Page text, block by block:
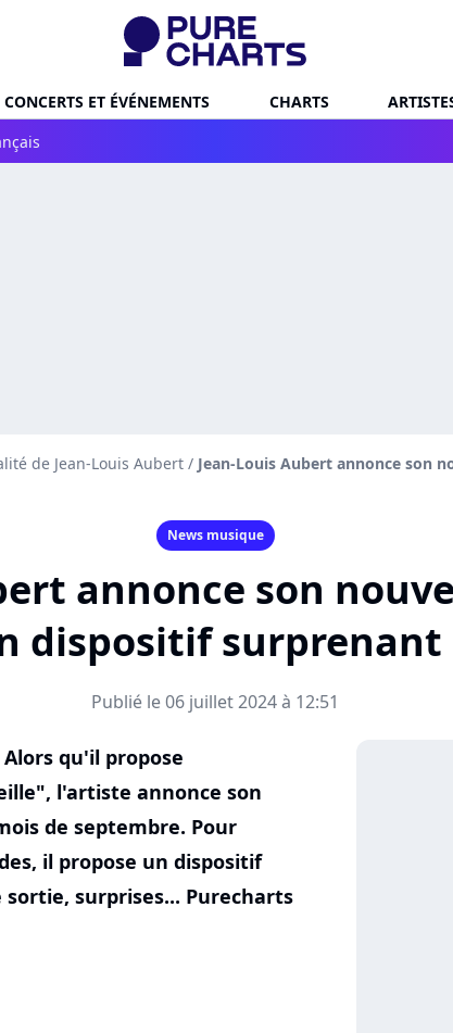
CONCERTS ET ÉVÉNEMENTS CHARTS
de Jean-Louis Aubert / Jean-Louis Aubert annonce son
News musique
annonce son
dispositif surprenant
Publié le 06 juillet 2024 à 12:51
qu'il propose
l'artiste annonce son
de septembre. Pour
il propose un dispositif
surprises... Purecharts